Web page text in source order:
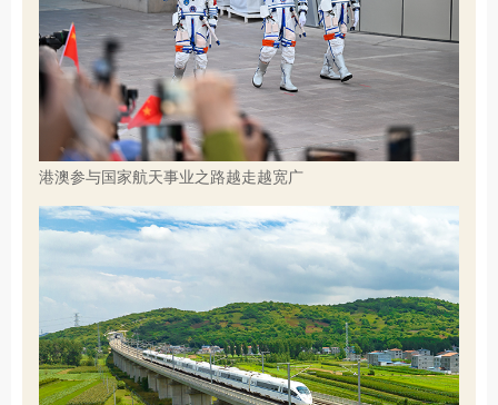
港澳参与国家航天事业之路越走越宽广